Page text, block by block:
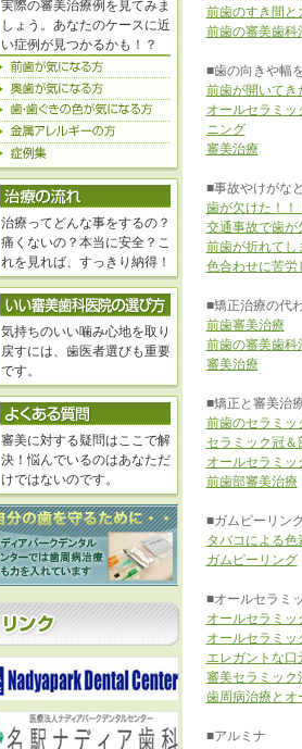
前歯のすき間と
前歯の審美歯科
■歯の向きや幅
前歯が開いてき
オールセラミッ
ニング
審美治療
■事故やけがな
歯が欠けた！！
交通事故で歯が
前歯が折れてし
色合わせに苦労
■矯正治療の代
前歯審美治療
前歯の審美歯科
審美治療
■矯正と審美治
前歯のセラミッ
セラミック冠＆
オールセラミッ
前歯部審美治療
■ガムピーリン
タバコによる色
ガムピーリング
■オールセラミ
オールセラミッ
オールセラミッ
エレガントな口
審美セラミック
歯周病治療とオ
■アルミナ
実際の審美治療例を見てみま
しょう。あなたのケースに近
い症例が見つかるかも！？
治療ってどんな事をするの？
痛くないの？本当に安全？こ
れを見れば、すっきり納得！
気持ちのいい噛み心地を取り
戻すには、歯医者選びも重要
です。
審美に対する疑問はここで解
決！悩んでいるのはあなただ
けではないのです。